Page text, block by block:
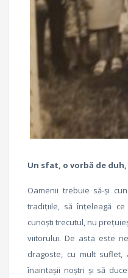
Un sfat, o vorbă de
Oamenii trebuie să-și
tradițiile, să înțeleagă
cunoști trecutul, nu
viitorului. De asta este
dragoste, cu mult
înaintașii noștri și să